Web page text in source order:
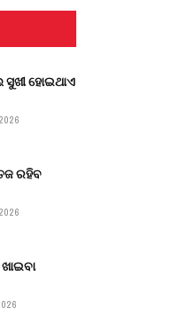
ସୁଖୀ ହୋଇଥାଏ
ରହିବ